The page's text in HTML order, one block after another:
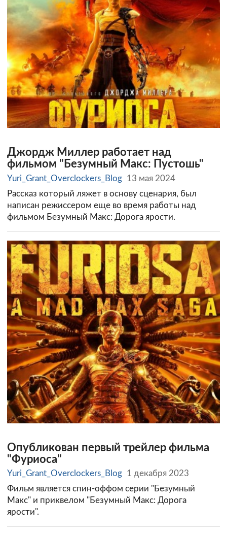
Джордж Миллер работает над
фильмом "Безумный Макс: Пустошь"
Yuri_Grant_Overclockers_Blog 13 мая 2024
Рассказ который ляжет в основу сценария, был
написан режиссером еще во время работы над
фильмом Безумный Макс: Дорога ярости.
Опубликован первый трейлер фильма
"Фуриоса"
Yuri_Grant_Overclockers_Blog 1 декабря 2023
Фильм является спин-оффом серии "Безумный
Макс" и приквелом "Безумный Макс: Дорога
ярости".